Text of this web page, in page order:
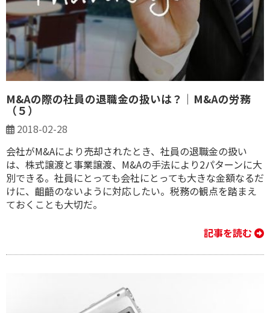
M&Aの際の社員の退職金の扱いは？｜M&Aの労務
（５）
2018-02-28
会社がM&Aにより売却されたとき、社員の退職金の扱い
は、株式譲渡と事業譲渡、M&Aの手法により2パターンに大
別できる。社員にとっても会社にとっても大きな金額なるだ
けに、齟齬のないように対応したい。税務の観点を踏まえ
ておくことも大切だ。
記事を読む